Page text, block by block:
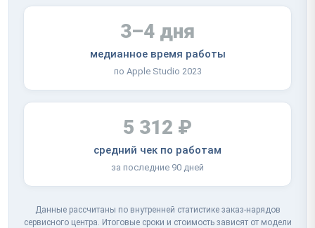
3–4 дня
медианное время работы
по Apple Studio 2023
5 312 ₽
средний чек по работам
за последние 90 дней
Данные рассчитаны по внутренней статистике заказ-нарядов
сервисного центра. Итоговые сроки и стоимость зависят от модели